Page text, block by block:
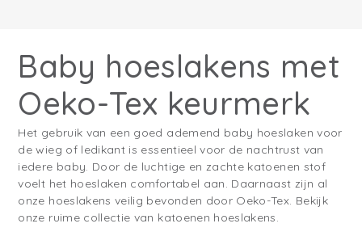
Baby hoeslakens met
Oeko-Tex keurmerk
Het gebruik van een goed ademend baby hoeslaken voor
de wieg of ledikant is essentieel voor de nachtrust van
iedere baby. Door de luchtige en zachte katoenen stof
voelt het hoeslaken comfortabel aan. Daarnaast zijn al
onze hoeslakens veilig bevonden door Oeko-Tex. Bekijk
onze ruime collectie van katoenen hoeslakens.